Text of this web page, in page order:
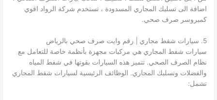
اضافة الى تسليك المجاري المسدودة ، تستخدم شركة الرواد اقوي
كمبروسر صرف صحي.
5. سيارات شفط مجاري | رقم وايت صرف صحي بالرياض
سيارات شفط المجاري هي مركبات مجهزة بأنظمة خاصة للتعامل مع
نظام الصرف الصحي. تتميز هذه السيارات بقوتها في شفط المياه
والفضلات وتسليك المجاري. الوظائف الرئيسية لسيارات شفط المجاري
تشمل: